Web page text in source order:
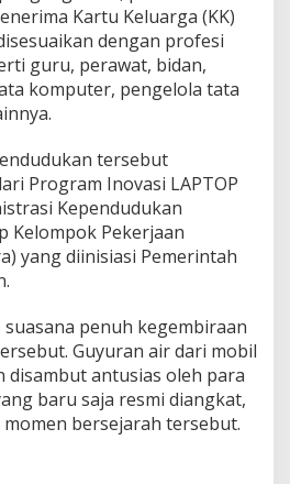
Kartu Keluarga (KK)
dengan profesi
guru, perawat, bidan,
komputer, pengelola tata
tersebut
Program Inovasi LAPTOP
Kependudukan
Kelompok Pekerjaan
yang diinisiasi Pemerintah
suasana penuh kegembiraan
Guyuran air dari mobil
disambut antusias oleh para
baru saja resmi diangkat,
bersejarah tersebut.